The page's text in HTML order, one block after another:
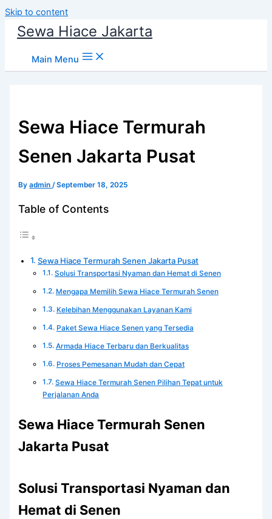
Skip to content
Sewa Hiace Jakarta
Main Menu
Sewa Hiace Termurah
Senen Jakarta Pusat
Byadmin/September 18, 2025
Table of Contents
Sewa Hiace Termurah Senen Jakarta Pusat
Solusi Transportasi Nyaman dan Hemat di Senen
Mengapa Memilih Sewa Hiace Termurah Senen
Kelebihan Menggunakan Layanan Kami
Paket Sewa Hiace Senen yang Tersedia
Armada Hiace Terbaru dan Berkualitas
Proses Pemesanan Mudah dan Cepat
Sewa Hiace Termurah Senen Pilihan Tepat untuk
Perjalanan Anda
Sewa Hiace Termurah Senen
Jakarta Pusat
Solusi Transportasi Nyaman dan
Hemat di Senen